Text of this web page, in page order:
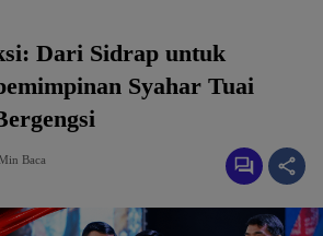
Dari Sidrap untuk
Syahar Tuai
Baca